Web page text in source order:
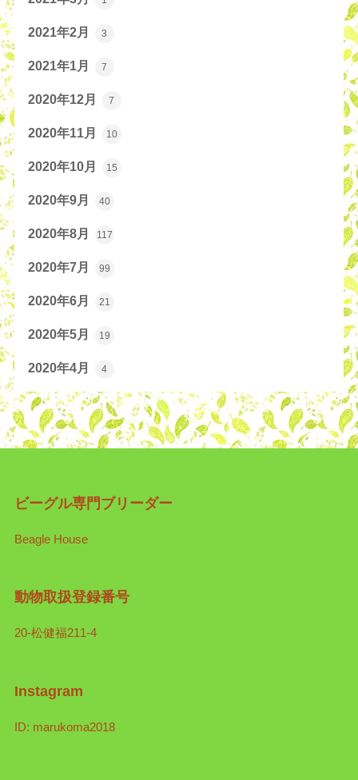
2021年2月 3
2021年1月 7
2020年12月 7
2020年11月 10
2020年10月 15
2020年9月 40
2020年8月 117
2020年7月 99
2020年6月 21
2020年5月 19
2020年4月 4
ビーグル専門ブリーダー
Beagle House
動物取扱登録番号
20-松健福211-4
Instagram
ID: marukoma2018